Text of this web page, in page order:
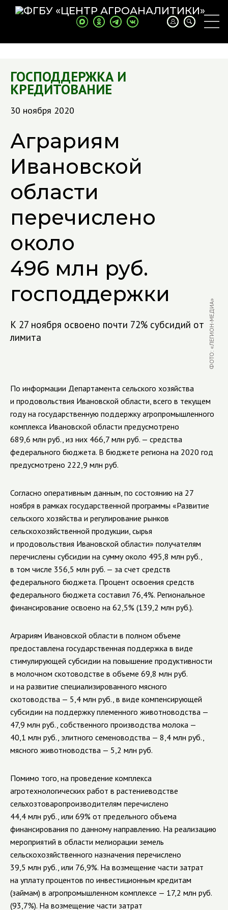
ГОСПОДДЕРЖКА И
КРЕДИТОВАНИЕ
30 ноября 2020
Аграриям
Ивановской
области
перечислено
около
496 млн руб.
господдержки
К 27 ноября освоено почти 72% субсидий от
лимита
ФОТО: «ЛЕГИОН-МЕДИА»
По информации Департамента сельского хозяйства
и продовольствия Ивановской области, всего в текущем
году на государственную поддержку агропромышленного
комплекса Ивановской области предусмотрено
689,6 млн руб., из них 466,7 млн руб. — средства
федерального бюджета. В бюджете региона на 2020 год
предусмотрено 222,9 млн руб.
Согласно оперативным данным, по состоянию на 27
ноября в рамках государственной программы «Развитие
сельского хозяйства и регулирование рынков
сельскохозяйственной продукции, сырья
и продовольствия Ивановской области» получателям
перечислены субсидии на сумму около 495,8 млн руб.,
в том числе 356,5 млн руб. — за счет средств
федерального бюджета. Процент освоения средств
федерального бюджета составил 76,4%. Региональное
финансирование освоено на 62,5% (139,2 млн руб.).
Аграриям Ивановской области в полном объеме
предоставлена государственная поддержка в виде
стимулирующей субсидии на повышение продуктивности
в молочном скотоводстве в объеме 69,8 млн руб.
и на развитие специализированного мясного
скотоводства — 5,4 млн руб., в виде компенсирующей
субсидии на поддержку племенного животноводства —
47,9 млн руб., собственного производства молока —
40,1 млн руб., элитного семеноводства — 8,4 млн руб.,
мясного животноводства — 5,2 млн руб.
Помимо того, на проведение комплекса
агротехнологических работ в растениеводстве
сельхозтоваропроизводителям перечислено
44,4 млн руб., или 69% от предельного объема
финансирования по данному направлению. На реализацию
мероприятий в области мелиорации земель
сельскохозяйственного назначения перечислено
39,5 млн руб., или 76,9%. На возмещение части затрат
на уплату процентов по инвестиционным кредитам
(займам) в агропромышленном комплексе — 17,2 млн руб.
(93,7%). На возмещение части затрат